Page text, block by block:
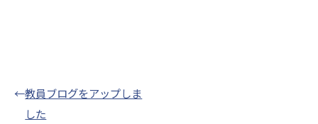
←教員ブログをアップしま
した